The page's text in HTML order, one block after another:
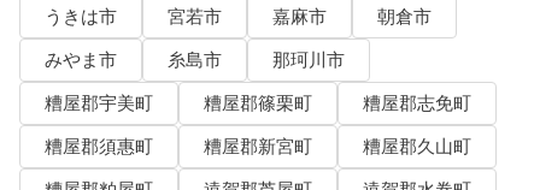
うきは市
宮若市 嘉麻市
朝倉市
みやま市
糸島市
那珂川市
糟屋郡宇美町
糟屋郡篠栗町
糟屋郡志免町
糟屋郡須惠町
糟屋郡新宮町
糟屋郡久山町